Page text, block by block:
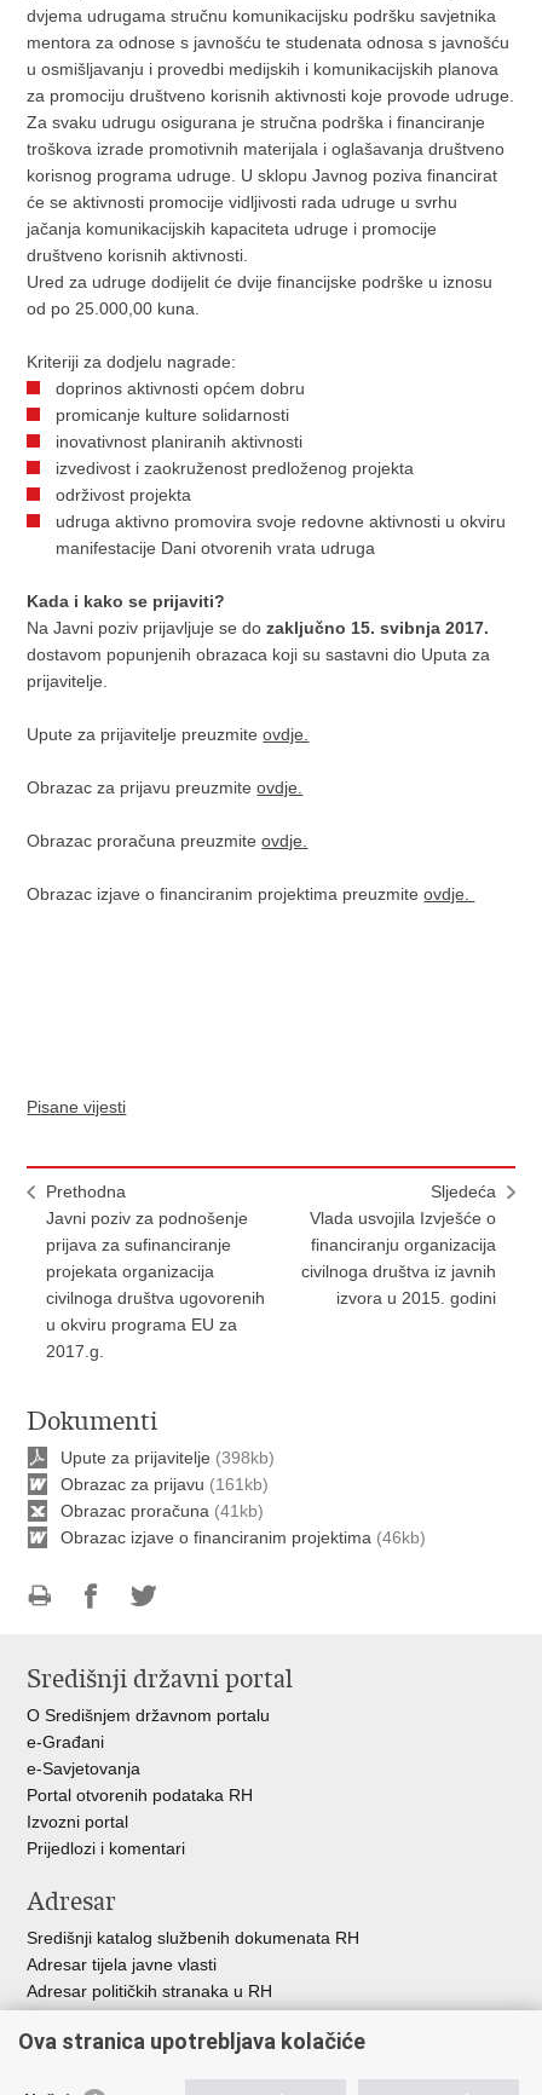
dvjema udrugama stručnu komunikacijsku podršku savjetnika
mentora za odnose s javnošću te studenata odnosa s javnošću
u osmišljavanju i provedbi medijskih i komunikacijskih planova
za promociju društveno korisnih aktivnosti koje provode udruge.
Za svaku udrugu osigurana je stručna podrška i financiranje
troškova izrade promotivnih materijala i oglašavanja društveno
korisnog programa udruge. U sklopu Javnog poziva financirat
će se aktivnosti promocije vidljivosti rada udruge u svrhu
jačanja komunikacijskih kapaciteta udruge i promocije
društveno korisnih aktivnosti.
Ured za udruge dodijelit će dvije financijske podrške u iznosu
od po 25.000,00 kuna.
Kriteriji za dodjelu nagrade:
doprinos aktivnosti općem dobru
promicanje kulture solidarnosti
inovativnost planiranih aktivnosti
izvedivost i zaokruženost predloženog projekta
održivost projekta
udruga aktivno promovira svoje redovne aktivnosti u okviru
manifestacije Dani otvorenih vrata udruga
Kada i kako se prijaviti?
Na Javni poziv prijavljuje se dozaključno 15. svibnja 2017.
dostavom popunjenih obrazaca koji su sastavni dio Uputa za
prijavitelje.
Upute za prijavitelje preuzmiteovdje.
Obrazac za prijavu preuzmiteovdje.
Obrazac proračuna preuzmiteovdje.
Obrazac izjave o financiranim projektima preuzmiteovdje.
Pisane vijesti
Prethodna
Javni poziv za podnošenje
prijava za sufinanciranje
projekata organizacija
civilnoga društva ugovorenih
u okviru programa EU za
2017.g.
Sljedeća
Vlada usvojila Izvješće o
financiranju organizacija
civilnoga društva iz javnih
izvora u 2015. godini
Dokumenti
Upute za prijavitelje (398kb)
Obrazac za prijavu (161kb)
Obrazac proračuna (41kb)
Obrazac izjave o financiranim projektima (46kb)
FacebookuTwitteru
Središnji državni portal
O Središnjem državnom portalu
e-Građani
e-Savjetovanja
Portal otvorenih podataka RH
Izvozni portal
Prijedlozi i komentari
Adresar
Središnji katalog službenih dokumenata RH
Adresar tijela javne vlasti
Adresar političkih stranaka u RH
Besplatni telefoni javne uprave
Ova stranica upotrebljava kolačiće